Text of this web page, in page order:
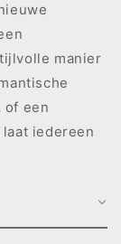
manier
of een
iedereen